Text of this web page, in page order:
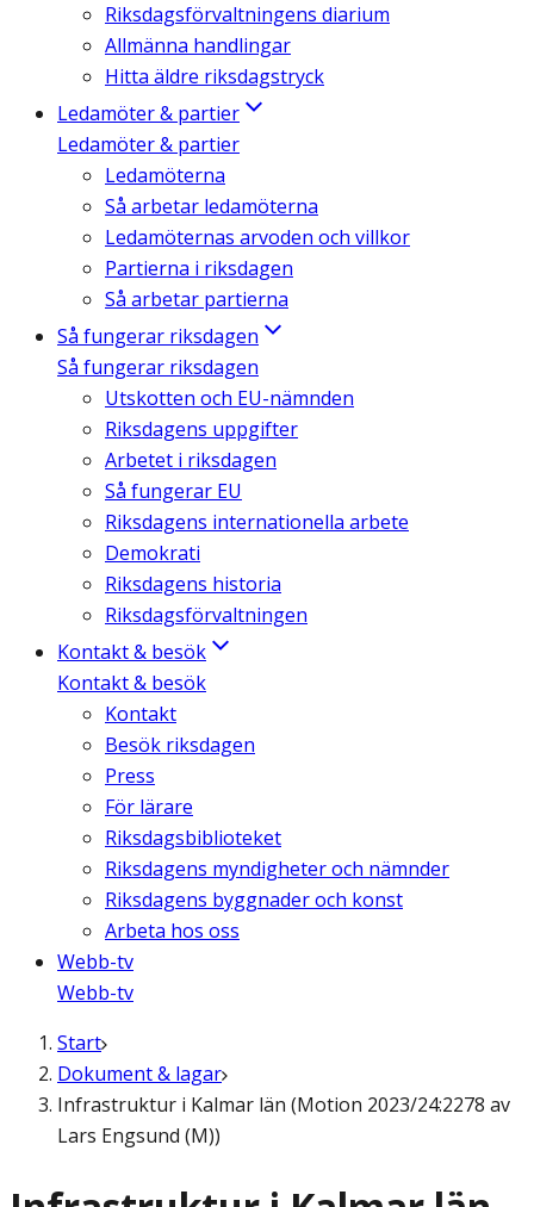
Riksdagsförvaltningens diarium
Allmänna handlingar
Hitta äldre riksdagstryck
Ledamöter & partier
Ledamöter & partier
Ledamöterna
Så arbetar ledamöterna
Ledamöternas arvoden och villkor
Partierna i riksdagen
Så arbetar partierna
Så fungerar riksdagen
Så fungerar riksdagen
Utskotten och EU-nämnden
Riksdagens uppgifter
Arbetet i riksdagen
Så fungerar EU
Riksdagens internationella arbete
Demokrati
Riksdagens historia
Riksdagsförvaltningen
Kontakt & besök
Kontakt & besök
Kontakt
Besök riksdagen
Press
För lärare
Riksdagsbiblioteket
Riksdagens myndigheter och nämnder
Riksdagens byggnader och konst
Arbeta hos oss
Webb-tv
Webb-tv
Start
Dokument & lagar
Infrastruktur i Kalmar län (Motion 2023/24:2278 av
Lars Engsund (M))